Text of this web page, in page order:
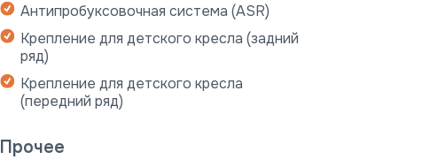
Антипробуксовочная система (ASR)
Крепление для детского кресла (задний
ряд)
Крепление для детского кресла
(передний ряд)
Прочее